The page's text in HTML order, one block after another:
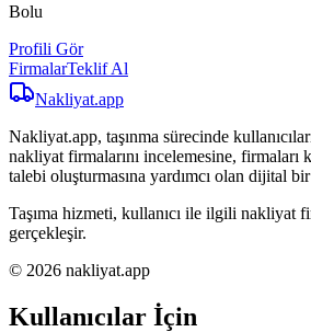
Bolu
Profili Gör
FirmalarTeklif Al
Nakliyat.app
Nakliyat.app, taşınma sürecinde
nakliyat firmalarını incelemesine, firmaları
talebi oluşturmasına yardımcı olan dijital
Taşıma hizmeti, kullanıcı ile ilgili nakliyat
gerçekleşir.
© 2026 nakliyat.app
Kullanıcılar İçin